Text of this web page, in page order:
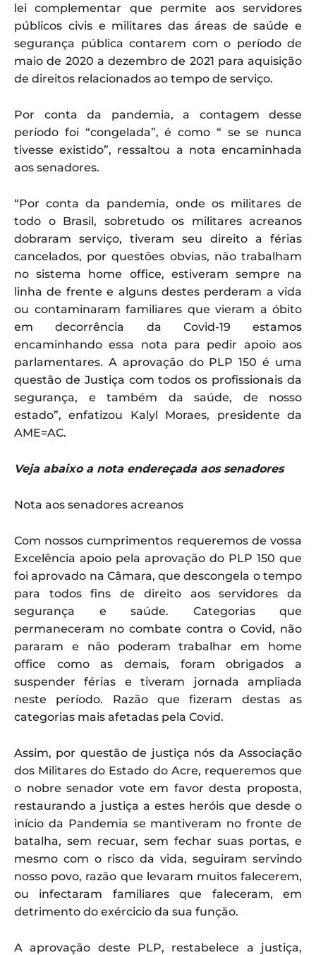
lei complementar que permite aos servidores
públicos civis e militares das áreas de saúde e
segurança pública contarem com o período de
maio de 2020 a dezembro de 2021 para aquisição
de direitos relacionados ao tempo de serviço.
Por conta da pandemia, a contagem desse
período foi “congelada”, é como “ se se nunca
tivesse existido”, ressaltou a nota encaminhada
aos senadores.
“Por conta da pandemia, onde os militares de
todo o Brasil, sobretudo os militares acreanos
dobraram serviço, tiveram seu direito a férias
cancelados, por questões obvias, não trabalham
no sistema home office, estiveram sempre na
linha de frente e alguns destes perderam a vida
ou contaminaram familiares que vieram a óbito
em decorrência da Covid-19 estamos
encaminhando essa nota para pedir apoio aos
parlamentares. A aprovação do PLP 150 é uma
questão de Justiça com todos os profissionais da
segurança, e também da saúde, de nosso
estado”, enfatizou Kalyl Moraes, presidente da
AME=AC.
Veja abaixo a nota endereçada aos senadores
Nota aos senadores acreanos
Com nossos cumprimentos requeremos de vossa
Excelência apoio pela aprovação do PLP 150 que
foi aprovado na Câmara, que descongela o tempo
para todos fins de direito aos servidores da
segurança e saúde. Categorias que
permaneceram no combate contra o Covid, não
pararam e não poderam trabalhar em home
office como as demais, foram obrigados a
suspender férias e tiveram jornada ampliada
neste período. Razão que fizeram destas as
categorias mais afetadas pela Covid.
Assim, por questão de justiça nós da Associação
dos Militares do Estado do Acre, requeremos que
o nobre senador vote em favor desta proposta,
restaurando a justiça a estes heróis que desde o
início da Pandemia se mantiveram no fronte de
batalha, sem recuar, sem fechar suas portas, e
mesmo com o risco da vida, seguiram servindo
nosso povo, razão que levaram muitos falecerem,
ou infectaram familiares que faleceram, em
detrimento do exércicio da sua função.
A aprovação deste PLP, restabelece a justiça,